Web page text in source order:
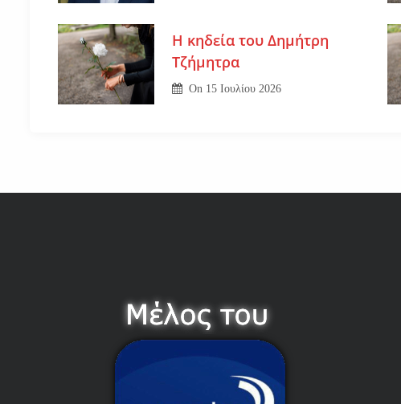
Η κηδεία του Δημήτρη
Τζήμητρα
On 15 Ιουλίου 2026